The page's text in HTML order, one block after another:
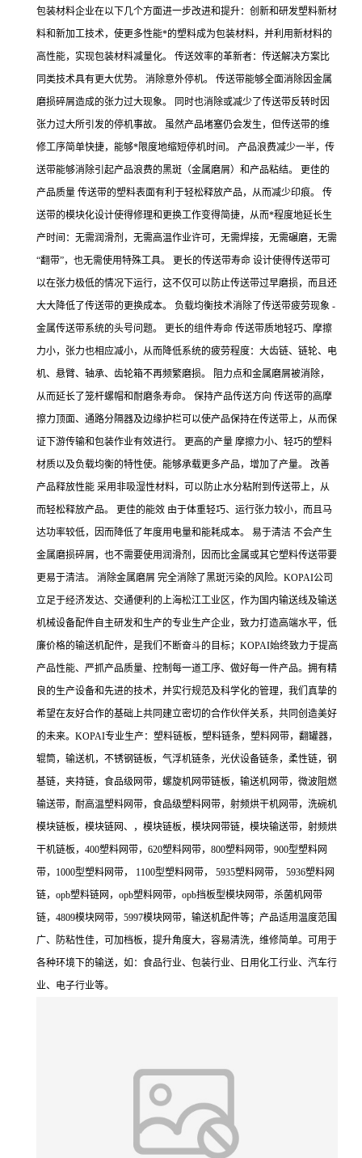
包装材料企业在以下几个方面进一步改进和提升：创新和研发塑料新材
料和新加工技术，使更多性能*的塑料成为包装材料，并利用新材料的
高性能，实现包装材料减量化。 传送效率的革新者：传送解决方案比
同类技术具有更大优势。 消除意外停机。 传送带能够全面消除因金属
磨损碎屑造成的张力过大现象。 同时也消除或减少了传送带反转时因
张力过大所引发的停机事故。 虽然产品堵塞仍会发生，但传送带的维
修工序简单快捷，能够*限度地缩短停机时间。 产品浪费减少一半，传
送带能够消除引起产品浪费的黑斑（金属磨屑）和产品粘结。 更佳的
产品质量 传送带的塑料表面有利于轻松释放产品，从而减少印痕。 传
送带的模块化设计使得修理和更换工作变得简捷，从而*程度地延长生
产时间：无需润滑剂，无需高温作业许可，无需焊接，无需碾磨，无需
“翻带”，也无需使用特殊工具。 更长的传送带寿命 设计使得传送带可
以在张力极低的情况下运行，这不仅可以防止传送带过早磨损，而且还
大大降低了传送带的更换成本。 负载均衡技术消除了传送带疲劳现象 -
金属传送带系统的头号问题。 更长的组件寿命 传送带质地轻巧、摩擦
力小，张力也相应减小，从而降低系统的疲劳程度：大齿链、链轮、电
机、悬臂、轴承、齿轮箱不再频繁磨损。 阻力点和金属磨屑被消除，
从而延长了笼杆螺帽和耐磨条寿命。 保持产品传送方向 传送带的高摩
擦力顶面、通路分隔器及边缘护栏可以使产品保持在传送带上，从而保
证下游传输和包装作业有效进行。 更高的产量 摩擦力小、轻巧的塑料
材质以及负载均衡的特性使。能够承载更多产品，增加了产量。 改善
产品释放性能 采用非吸湿性材料，可以防止水分粘附到传送带上，从
而轻松释放产品。 更佳的能效 由于体重轻巧、运行张力较小，而且马
达功率较低，因而降低了年度用电量和能耗成本。 易于清洁 不会产生
金属磨损碎屑，也不需要使用润滑剂，因而比金属或其它塑料传送带要
更易于清洁。 消除金属磨屑 完全消除了黑斑污染的风险。KOPAI公司
立足于经济发达、交通便利的上海松江工业区，作为国内输送线及输送
机械设备配件自主研发和生产的专业生产企业，致力打造高端水平，低
廉价格的输送机配件，是我们不断奋斗的目标；KOPAI始终致力于提高
产品性能、严抓产品质量、控制每一道工序、做好每一件产品。拥有精
良的生产设备和先进的技术，并实行规范及科学化的管理，我们真挚的
希望在友好合作的基础上共同建立密切的合作伙伴关系，共同创造美好
的未来。KOPAI专业生产：塑料链板，塑料链条，塑料网带，翻罐器，
辊筒，输送机，不锈钢链板，气浮机链条，光伏设备链条，柔性链，钢
基链，夹持链，食品级网带，螺旋机网带链板，输送机网带，微波阻燃
输送带，耐高温塑料网带，食品级塑料网带，射频烘干机网带，洗碗机
模块链板，模块链网、，模块链板，模块网带链，模块输送带，射频烘
干机链板，400塑料网带，620塑料网带，800塑料网带，900型塑料网
带，1000型塑料网带， 1100型塑料网带， 5935塑料网带， 5936塑料网
链，opb塑料链网，opb塑料网带，opb挡板型模块网带，杀菌机网带
链，4809模块网带，5997模块网带，输送机配件等；产品适用温度范围
广、防粘性佳，可加档板，提升角度大，容易清洗，维修简单。可用于
各种环境下的输送，如：食品行业、包装行业、日用化工行业、汽车行
业、电子行业等。